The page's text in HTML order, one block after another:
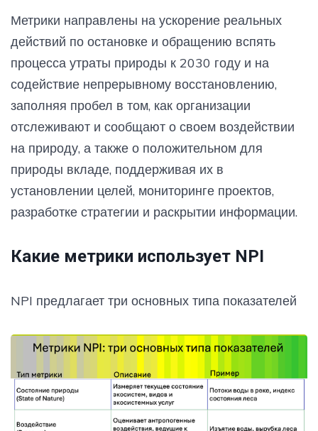
Метрики направлены на ускорение реальных
действий по остановке и обращению вспять
процесса утраты природы к 2030 году и на
содействие непрерывному восстановлению,
заполняя пробел в том, как организации
отслеживают и сообщают о своем воздействии
на природу, а также о положительном для
природы вкладе, поддерживая их в
установлении целей, мониторинге проектов,
разработке стратегии и раскрытии информации.
Какие метрики использует NPI
NPI предлагает три основных типа показателей